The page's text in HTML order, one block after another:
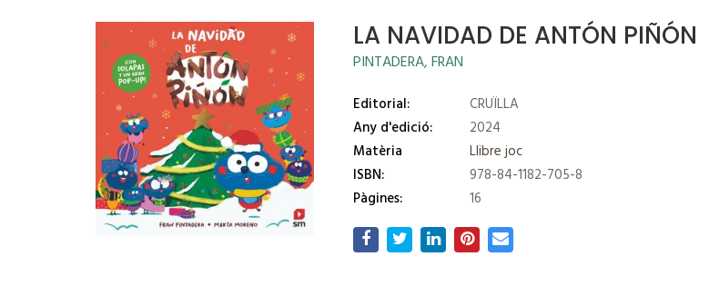
LA NAVIDAD DE ANTÓN PIÑÓN
PINTADERA, FRAN
Editorial:
CRUÏLLA
Any d'edició:
2024
Matèria
Llibre joc
ISBN:
978-84-1182-705-8
Pàgines:
16